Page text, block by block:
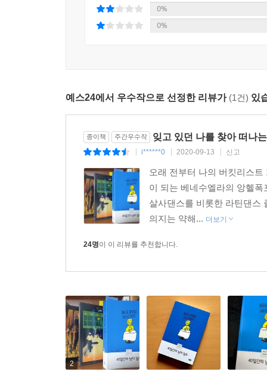
--- 「페루, 「25회 마추픽추」 중에서
소 주인도 흥얼거리며, 커피를 내렸다. 에스프레
나는 ‘아. 역시 독재 정권을 견딘 시민들은 뭐든지
시엔시아(Paciencia, 인내심)’가 아니라, 모든 것
아마, 산티아고에서 ‘시와 바람’이 활동했다면,
잠깐 쓰다 말고 눈물을 닦고 왔다.
나는 직업 예술인이다. 그렇기에 창작은 물론, 창
어렵다는 것을 누구보다 잘 안다. 지난 10년 동안
들에게는 진정으로 즐거운 것이었다.
200자 원고지 한 장에도 돈을 받고 쓰는 나와, 출
“아프고, 낯설고, 신기하고, 불편한 것. 하지만 때
0%
0%
예스24에서 우수작으로 선정한 리뷰가 (1건) 있
종이책 주간우수작 잊고 있던 나를 찾아 떠나
i******0 2020-09-13 신고
오래 전부터 나의 버킷리스
이 되는 베네수엘라의 앙헬
살사댄스를 비롯한 라틴댄스
의지는 약해... 더보기
24명이 이 리뷰를 추천합니다.
2